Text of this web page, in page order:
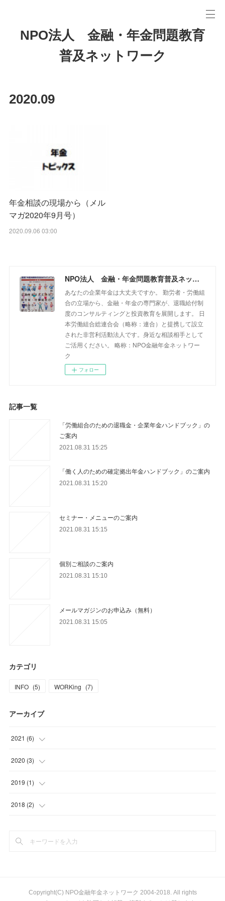
NPO法人 金融・年金問題教育
普及ネットワーク
2020.09
年金相談の現場から（メル
マガ2020年9月号）
2020.09.06 03:00
NPO法人 金融・年金問題教育普及ネットワーク
あなたの企業年金は大丈夫ですか。 勤労者・労働組
合の立場から、金融・年金の専門家が、退職給付制
度のコンサルティングと投資教育を展開します。 日
本労働組合総連合会（略称：連合）と提携して設立
された非営利活動法人です。身近な相談相手として
ご活用ください。 略称：NPO金融年金ネットワー
ク
フォロー
記事一覧
「労働組合のための退職金・企業年金ハンドブック」の
ご案内
2021.08.31 15:25
「働く人のための確定拠出年金ハンドブック」のご案内
2021.08.31 15:20
セミナー・メニューのご案内
2021.08.31 15:15
個別ご相談のご案内
2021.08.31 15:10
メールマガジンのお申込み（無料）
2021.08.31 15:05
カテゴリ
INFO (5) WORKing (7)
アーカイブ
2021 (6)
( )
( )
2020 (3)
( )
( )
2019 (1)
( )
2018 (2)
Copyright(C) NPO金融年金ネットワーク 2004-2018. All rights